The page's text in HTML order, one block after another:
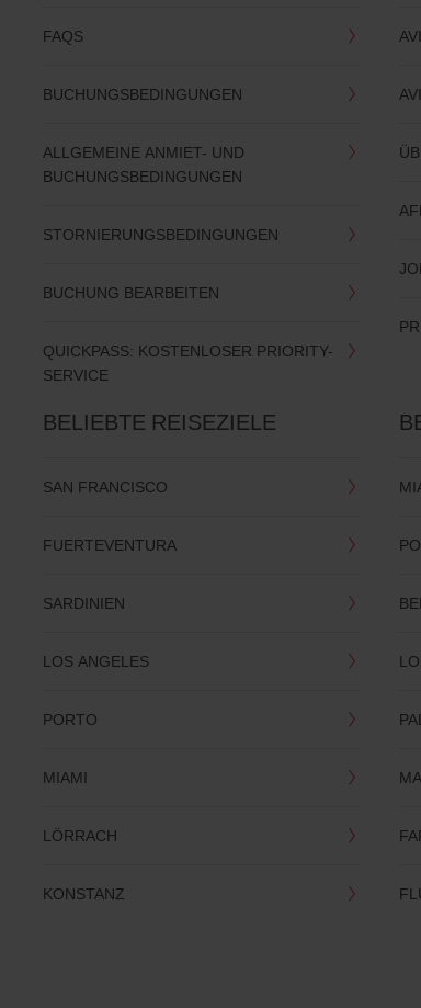
FAQS
BUCHUNGSBEDINGUNGEN
ALLGEMEINE ANMIET- UND
BUCHUNGSBEDINGUNGEN
STORNIERUNGSBEDINGUNGEN
BUCHUNG BEARBEITEN
QUICKPASS: KOSTENLOSER PRIORITY-
SERVICE
BELIEBTE REISEZIELE
SAN FRANCISCO
FUERTEVENTURA
SARDINIEN
LOS ANGELES
PORTO
MIAMI
LÖRRACH
KONSTANZ